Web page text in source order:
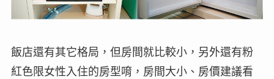
飯店還有其它格局，但房間就比較小，另外還有粉
紅色限女性入住的房型唷，房間大小、房價建議看